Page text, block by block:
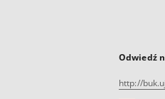
Odwiedź
http://